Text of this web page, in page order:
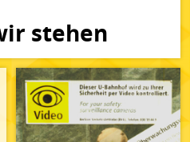
stehen